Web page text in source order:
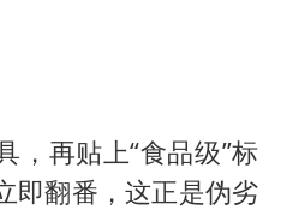
，再贴上“食品级”标
即翻番，这正是伪劣